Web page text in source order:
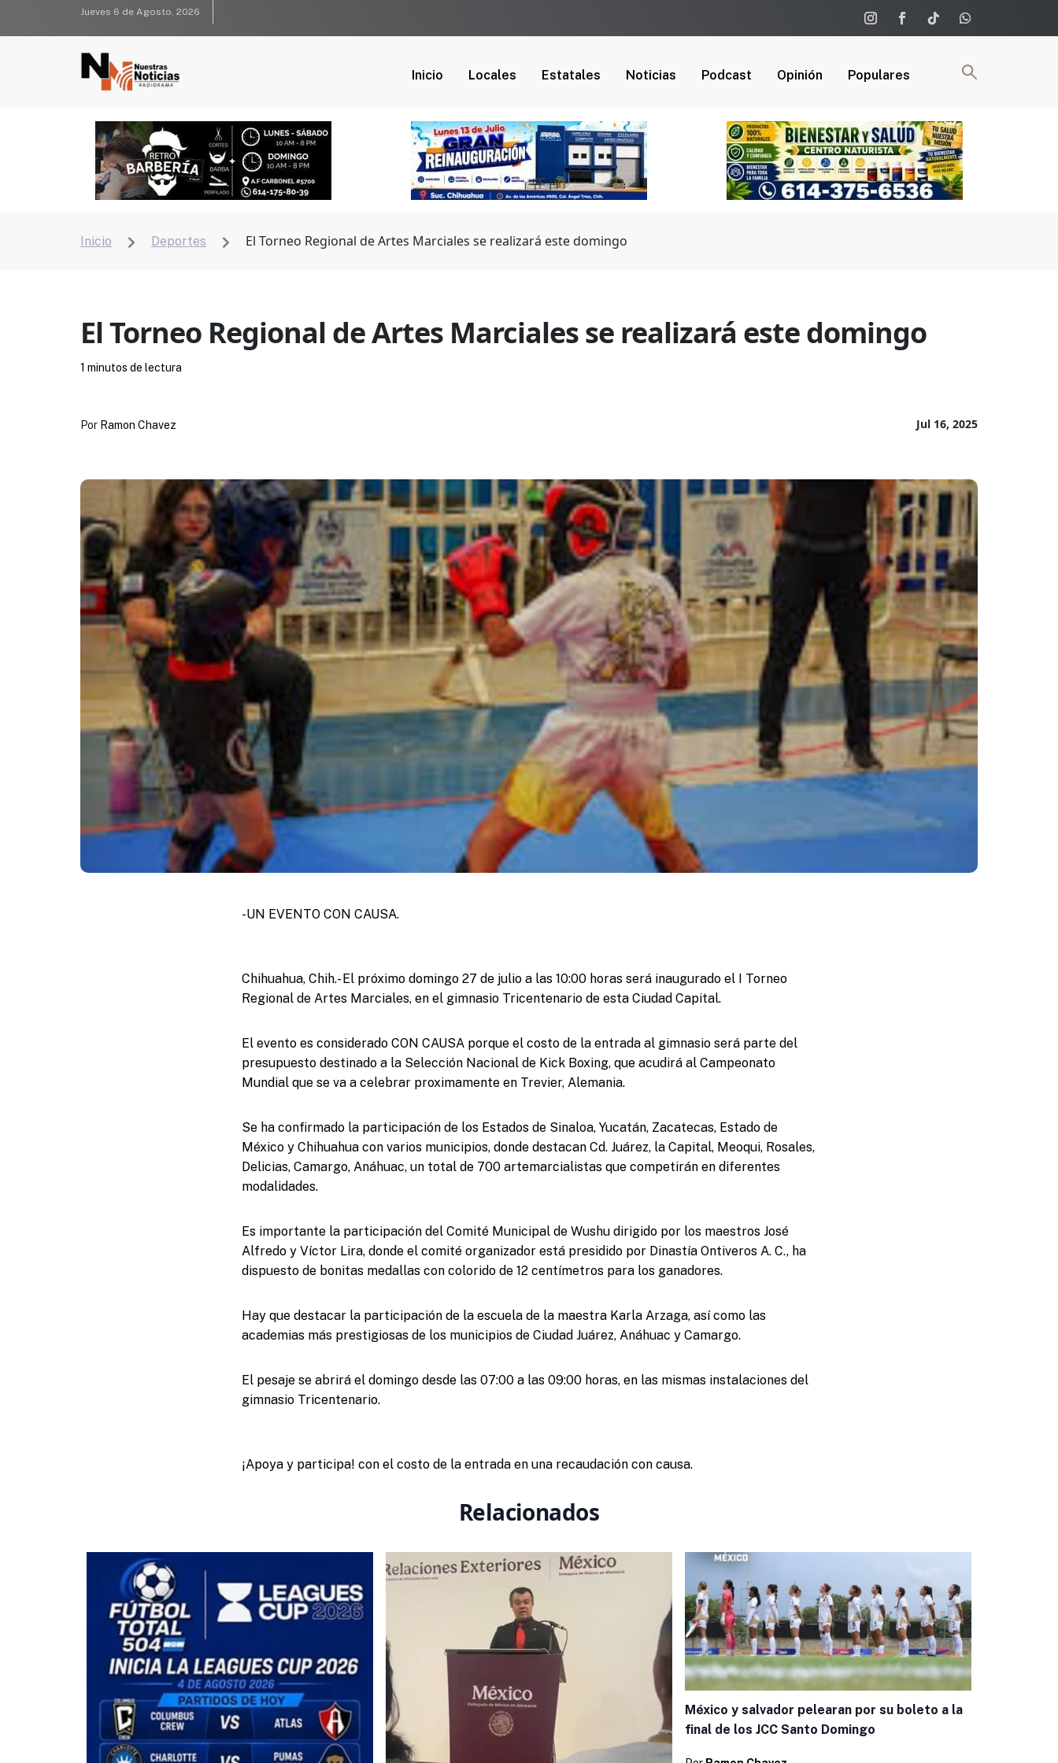
Jueves 6 de Agosto, 2026
Inicio Locales Estatales Noticias Podcast Opinión Populares
Inicio  Deportes  El Torneo Regional de Artes Marciales se realizará este domingo
El Torneo Regional de Artes Marciales se realizará este domingo
Jul 16, 2025
Por Ramon Chavez
1 minutos de lectura
-UN EVENTO CON CAUSA.
Chihuahua, Chih.- El próximo domingo 27 de julio a las 10:00 horas será inaugurado el I Torneo
Regional de Artes Marciales, en el gimnasio Tricentenario de esta Ciudad Capital.
El evento es considerado CON CAUSA porque el costo de la entrada al gimnasio será parte del
presupuesto destinado a la Selección Nacional de Kick Boxing, que acudirá al Campeonato
Mundial que se va a celebrar proximamente en Trevier, Alemania.
Se ha confirmado la participación de los Estados de Sinaloa, Yucatán, Zacatecas, Estado de
México y Chihuahua con varios municipios, donde destacan Cd. Juárez, la Capital, Meoqui, Rosales,
Delicias, Camargo, Anáhuac, un total de 700 artemarcialistas que competirán en diferentes
modalidades.
Es importante la participación del Comité Municipal de Wushu dirigido por los maestros José
Alfredo y Víctor Lira, donde el comité organizador está presidido por Dinastía Ontiveros A. C., ha
dispuesto de bonitas medallas con colorido de 12 centímetros para los ganadores.
Hay que destacar la participación de la escuela de la maestra Karla Arzaga, así como las
academias más prestigiosas de los municipios de Ciudad Juárez, Anáhuac y Camargo.
El pesaje se abrirá el domingo desde las 07:00 a las 09:00 horas, en las mismas instalaciones del
gimnasio Tricentenario.
¡Apoya y participa! con el costo de la entrada en una recaudación con causa.
Relacionados
México y salvador pelearan por su boleto a la
final de los JCC Santo Domingo